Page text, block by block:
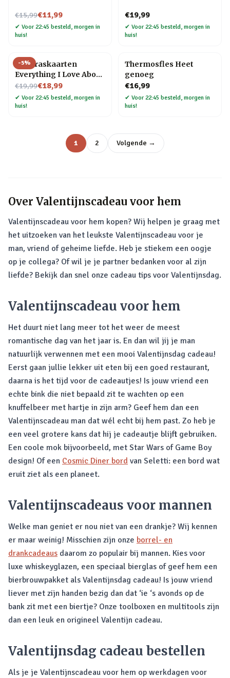
€15,99
Nu voor€11,99
✔ Voor 22:45 besteld, morgen in
huis!
€19,99
✔ Voor 22:45 besteld, morgen in
huis!
-5%
DIY kraskaarten
Everything I Love About
You
€19,99
Nu voor€18,99
✔ Voor 22:45 besteld, morgen in
huis!
Thermosfles Heet
genoeg
€16,99
✔ Voor 22:45 besteld, morgen in
huis!
1 2 Volgende →
Over Valentijnscadeau voor hem
Valentijnscadeau voor hem kopen? Wij helpen je graag met
het uitzoeken van het leukste Valentijnscadeau voor je
man, vriend of geheime liefde. Heb je stiekem een oogje
op je collega? Of wil je je partner bedanken voor al zijn
liefde? Bekijk dan snel onze cadeau tips voor Valentijnsdag.
Valentijnscadeau voor hem
Het duurt niet lang meer tot het weer de meest
romantische dag van het jaar is. En dan wil jij je man
natuurlijk verwennen met een mooi Valentijnsdag cadeau!
Eerst gaan jullie lekker uit eten bij een goed restaurant,
daarna is het tijd voor de cadeautjes! Is jouw vriend een
echte bink die niet bepaald zit te wachten op een
knuffelbeer met hartje in zijn arm? Geef hem dan een
Valentijnscadeau man dat wél echt bij hem past. Zo heb je
een veel grotere kans dat hij je cadeautje blijft gebruiken.
Een coole mok bijvoorbeeld, met Star Wars of Game Boy
design! Of een Cosmic Diner bord van Seletti: een bord wat
eruit ziet als een planeet.
Valentijnscadeaus voor mannen
Welke man geniet er nou niet van een drankje? Wij kennen
er maar weinig! Misschien zijn onze borrel- en
drankcadeaus daarom zo populair bij mannen. Kies voor
luxe whiskeyglazen, een speciaal bierglas of geef hem een
bierbrouwpakket als Valentijnsdag cadeau! Is jouw vriend
liever met zijn handen bezig dan dat ‘ie ‘s avonds op de
bank zit met een biertje? Onze toolboxen en multitools zijn
dan een leuk en origineel Valentijn cadeau.
Valentijnsdag cadeau bestellen
Als je je Valentijnscadeau voor hem op werkdagen voor